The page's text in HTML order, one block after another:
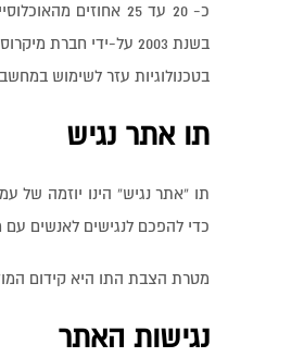
כ- 20 עד 25 אחוזים
בשנת 2003 על-ידי
בטכנולוגיות עזר לשימוש
תו אתר נגיש
תו “אתר נגיש” הינו יוזמה של
כדי להפכם לנגישים לאנשים עם
מטרת הצבת התו היא קידום
נגישות האתר